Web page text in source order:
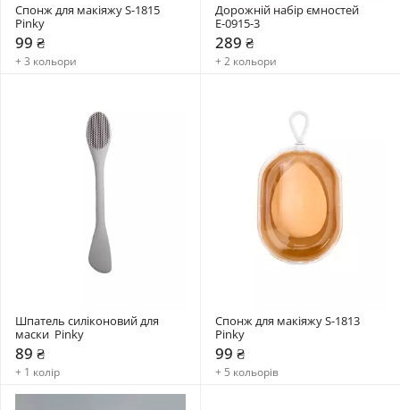
Спонж для макіяжу S-1815
Pinky
99 ₴
+ 3 кольори
Дорожній набір ємностей
Е-0915-3
289 ₴
+ 2 кольори
Шпатель силіконовий для
маски  Pinky
89 ₴
+ 1 колір
Спонж для макіяжу S-1813
Pinky
99 ₴
+ 5 кольорів